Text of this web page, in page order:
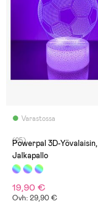
Varastossa
(25)
Powerpal 3D-Yövalaisin,
Jalkapallo
19,90 €
Ovh: 29,90 €